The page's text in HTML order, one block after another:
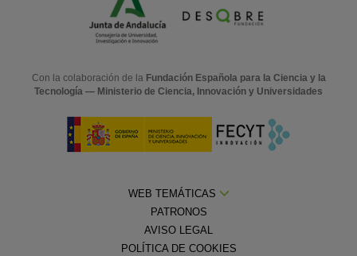
Con la colaboración de la Fundación Española para la Ciencia y la
Tecnología — Ministerio de Ciencia, Innovación y Universidades
WEB TEMÁTICAS
PATRONOS
AVISO LEGAL
POLÍTICA DE COOKIES